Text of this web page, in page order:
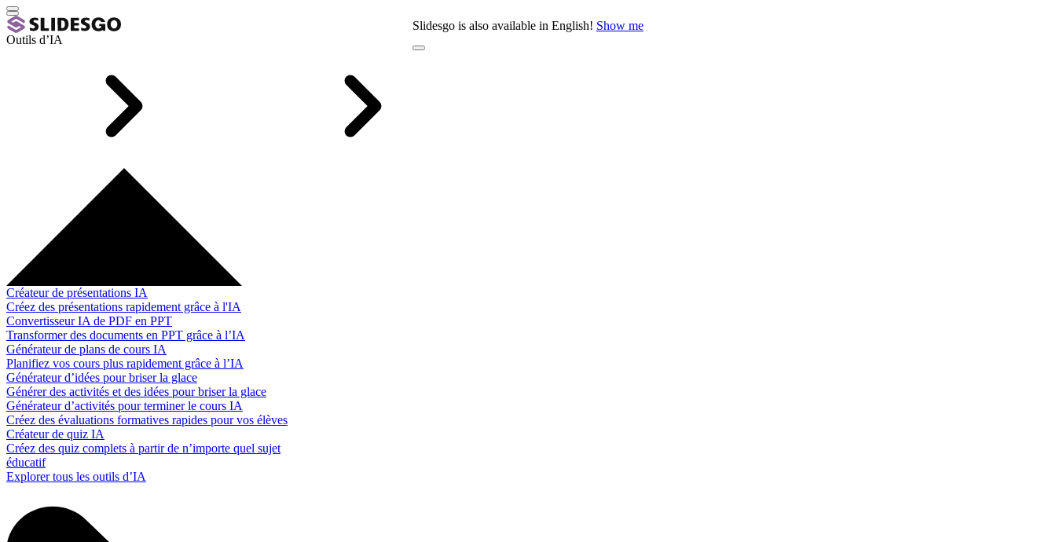
Slidesgo is also available in English! Show me
Outils d’IA
Créateur de présentations IA
Créez des présentations rapidement grâce à l'IA
Convertisseur IA de PDF en PPT
Transformer des documents en PPT grâce à l’IA
Générateur de plans de cours IA
Planifiez vos cours plus rapidement grâce à l’IA
Générateur d’idées pour briser la glace
Générer des activités et des idées pour briser la glace
Générateur d’activités pour terminer le cours IA
Créez des évaluations formatives rapides pour vos élèves
Créateur de quiz IA
Créez des quiz complets à partir de n’importe quel sujet
éducatif
Explorer tous les outils d’IA